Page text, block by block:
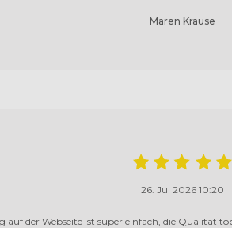
Maren Krause
26. Jul 2026 10:20
auf der Webseite ist super einfach, die Qualität